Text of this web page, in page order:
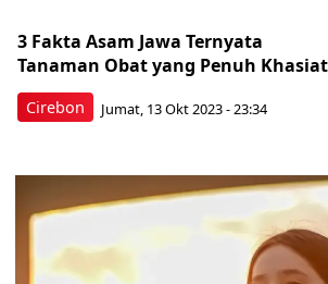
Cirebon
3 Fakta Asam Jawa Ternyata
Tanaman Obat yang Penuh Khasiat
Jumat, 13 Okt 2023 - 23:34